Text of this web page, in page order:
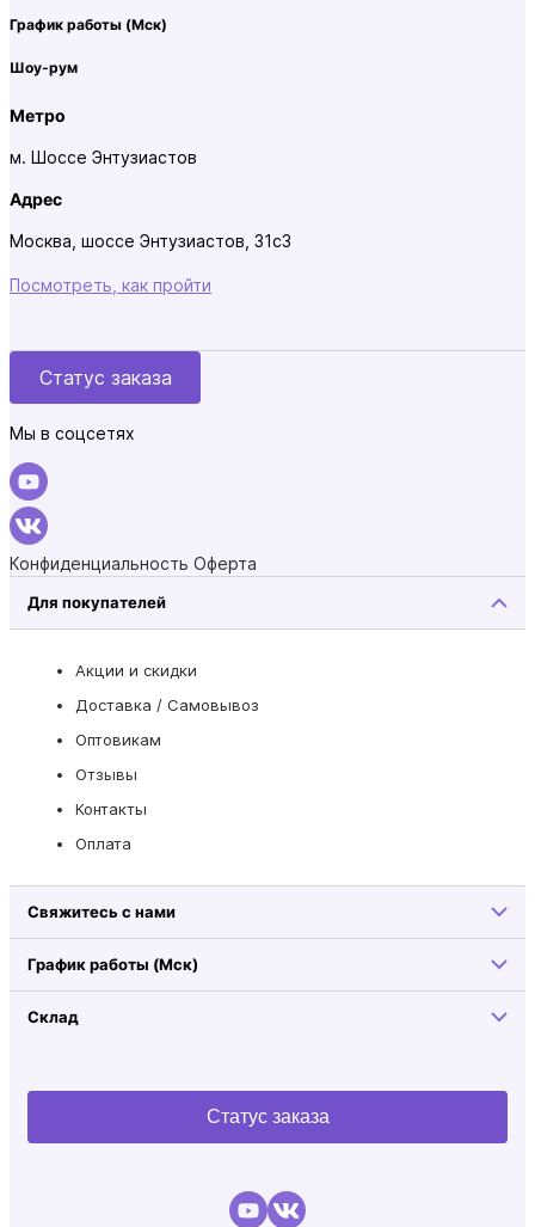
График работы (Мск)
Шоу-рум
Метро
м. Шоссе Энтузиастов
Адрес
Москва, шоссе Энтузиастов, 31с3
Посмотреть, как пройти
Статус заказа
Мы в соцсетях
Конфиденциальность Оферта
Для покупателей
Акции и скидки
Доставка / Самовывоз
Оптовикам
Отзывы
Контакты
Оплата
Свяжитесь с нами
График работы (Мск)
Склад
Статус заказа